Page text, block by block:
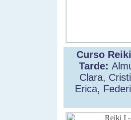
Curso
Tarde:
Clara,
Erica,